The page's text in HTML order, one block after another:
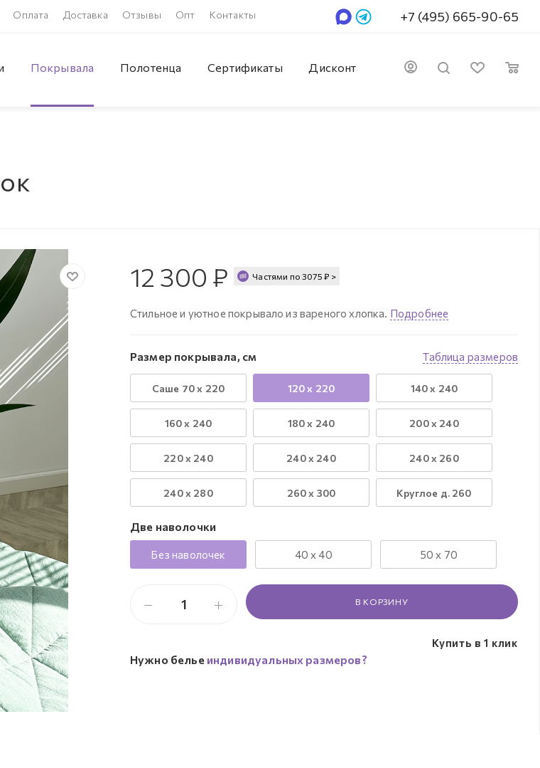
Оплата Доставка Отзывы Опт Контакты +7 (495) 665-90-65
Покрывала Полотенца Сертификаты Дисконт
12 300 ₽ Частями по3075 ₽ >
Стильное и уютное покрывало из вареного хлопка. Подробнее
Таблица размеров
Размер покрывала, см
Саше 70 х 220 120 х 220 140 х 240
160 х 240 180 х 240 200 х 240
220 х 240 240 х 240 240 х 260
240 х 280 260 х 300 Круглое д. 260
Две наволочки
Без наволочек 40 х 40 50 х 70
В КОРЗИНУ
Купить в 1 клик
Нужно белье индивидуальных размеров?